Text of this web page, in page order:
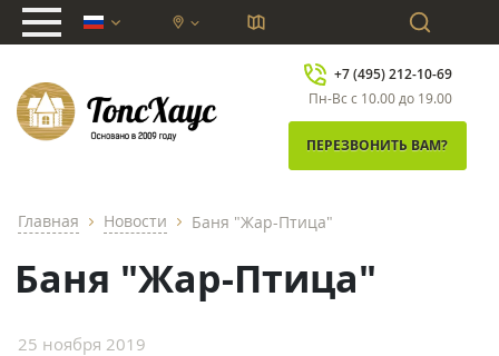
chevron_down
+7 (495) 212-10-69
Пн-Вс с 10.00 до 19.00
ПЕРЕЗВОНИТЬ ВАМ?
Главная chevron_right Новости chevron_right Баня "Жар-Птица"
Баня "Жар-Птица"
25 ноября 2019